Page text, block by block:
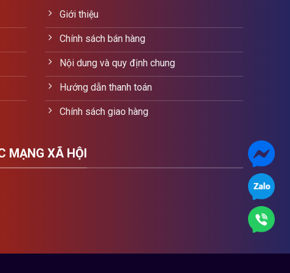
Giới thiệu
Chính sách bán hàng
Nội dung và quy định chung
Hướng dẫn thanh toán
Chính sách giao hàng
MẠNG XÃ HỘI